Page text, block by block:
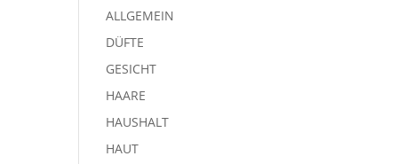
ALLGEMEIN
DÜFTE
GESICHT
HAARE
HAUSHALT
HAUT